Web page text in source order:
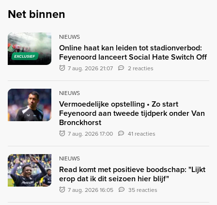
Net binnen
EXCLUSIEF
NIEUWS
Online haat kan leiden tot stadionverbod:
Feyenoord lanceert Social Hate Switch Off
7 aug. 2026 21:07 2 reacties
NIEUWS
Vermoedelijke opstelling • Zo start
Feyenoord aan tweede tijdperk onder Van
Bronckhorst
7 aug. 2026 17:00 41 reacties
NIEUWS
Read komt met positieve boodschap: "Lijkt
erop dat ik dit seizoen hier blijf"
7 aug. 2026 16:05 35 reacties